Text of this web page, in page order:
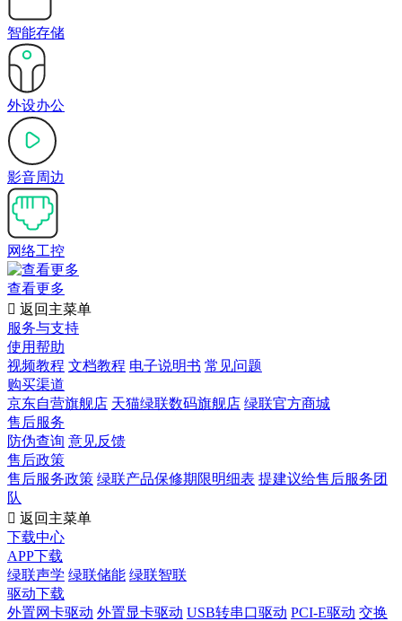
智能存储
外设办公
影音周边
网络工控
查看更多
 返回主菜单
服务与支持
使用帮助
视频教程 文档教程 电子说明书 常见问题
购买渠道
京东自营旗舰店 天猫绿联数码旗舰店 绿联官方商城
售后服务
防伪查询 意见反馈
售后政策
售后服务政策 绿联产品保修期限明细表 提建议给售后服务团
队
 返回主菜单
下载中心
APP下载
绿联声学 绿联储能 绿联智联
驱动下载
外置网卡驱动 外置显卡驱动 USB转串口驱动 PCI-E驱动 交换